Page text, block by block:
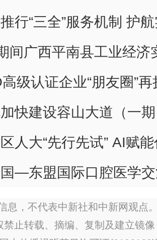
行“三全”服务机制 护
间广西平南县工业经济
级认证企业“朋友圈”再
快建设容山大道（一
人大“先行先试” AI赋
—东盟国际口腔医学
息，不代表中新社和中新网观点
禁止转载、摘编、复制及建立镜